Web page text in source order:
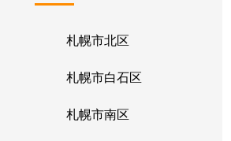
札幌市北区
札幌市白石区
札幌市南区